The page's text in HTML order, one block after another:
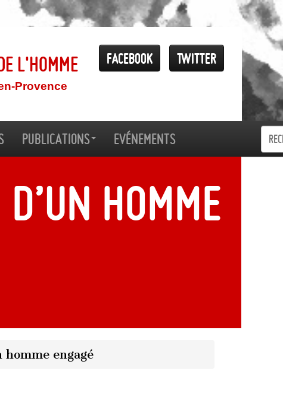
Twitter
Facebook
l'Homme
Provence
Publications Evénements
homme
engagé